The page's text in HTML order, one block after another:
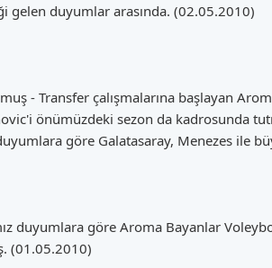
gelen duyumlar arasında. (02.05.2010)
- Transfer çalışmalarına başlayan
önümüzdeki sezon da kadrosunda
göre Galatasaray, Menezes ile
duyumlara göre Aroma Bayanlar
(01.05.2010)